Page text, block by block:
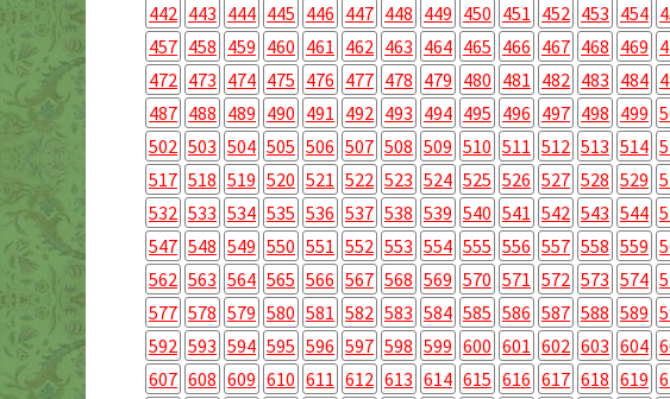
442 443 444 445 446 447 448 449 450 451 452 453 454
457 458 459 460 461 462 463 464 465 466 467 468 469
472 473 474 475 476 477 478 479 480 481 482 483 484
487 488 489 490 491 492 493 494 495 496 497 498 499
502 503 504 505 506 507 508 509 510 511 512 513 514
517 518 519 520 521 522 523 524 525 526 527 528 529
532 533 534 535 536 537 538 539 540 541 542 543 544
547 548 549 550 551 552 553 554 555 556 557 558 559
562 563 564 565 566 567 568 569 570 571 572 573 574
577 578 579 580 581 582 583 584 585 586 587 588 589
592 593 594 595 596 597 598 599 600 601 602 603 604
607 608 609 610 611 612 613 614 615 616 617 618 619